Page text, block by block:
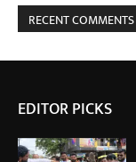
RECENT COMMENTS
EDITOR PICKS